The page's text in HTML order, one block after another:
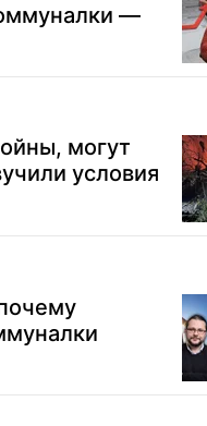
—
могут
условия